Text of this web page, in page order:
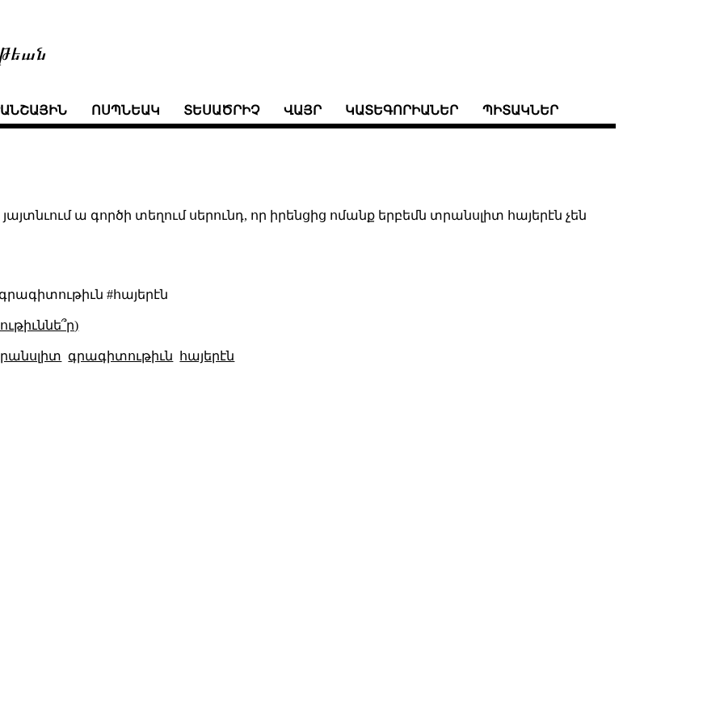
ՈՍՊՆԵԱԿ ՏԵՍԱԾՐԻՉ ՎԱՅՐ ԿԱՏԵԳՈՐԻԱՆԵՐ ՊԻՏԱԿՆԵՐ
ա գործի տեղում սերունդ, որ իրենցից ոմանք երբեմն տրանսլիտ հայերէն չեն
#հայերէն
գրագիտութիւն հայերէն